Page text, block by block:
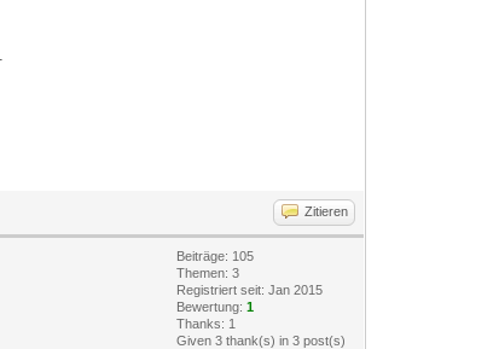
Zitieren
Beiträge: 105
Themen: 3
Registriert seit: Jan 2015
Bewertung:1
Thanks: 1
Given 3 thank(s) in 3 post(s)